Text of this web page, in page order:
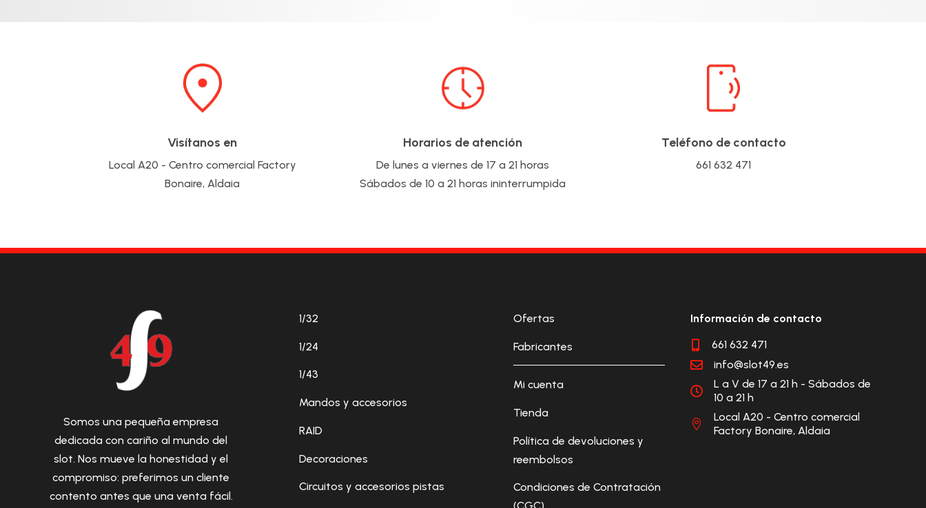
Visítanos en
Local A20 - Centro comercial Factory
Bonaire, Aldaia
Horarios de atención
De lunes a viernes de 17 a 21 horas
Sábados de 10 a 21 horas ininterrumpida
Teléfono de contacto
661 632 471
Somos una pequeña empresa
dedicada con cariño al mundo del
slot. Nos mueve la honestidad y el
compromiso: preferimos un cliente
contento antes que una venta fácil.
1/32
1/24
1/43
Mandos y accesorios
RAID
Decoraciones
Circuitos y accesorios pistas
Ofertas
Fabricantes
Mi cuenta
Tienda
Política de devoluciones y
reembolsos
Condiciones de Contratación
Información de contacto
 661 632 471
 info@slot49.es

L a V de 17 a 21 h - Sábados de
10 a 21 h

Local A20 - Centro comercial
Factory Bonaire, Aldaia